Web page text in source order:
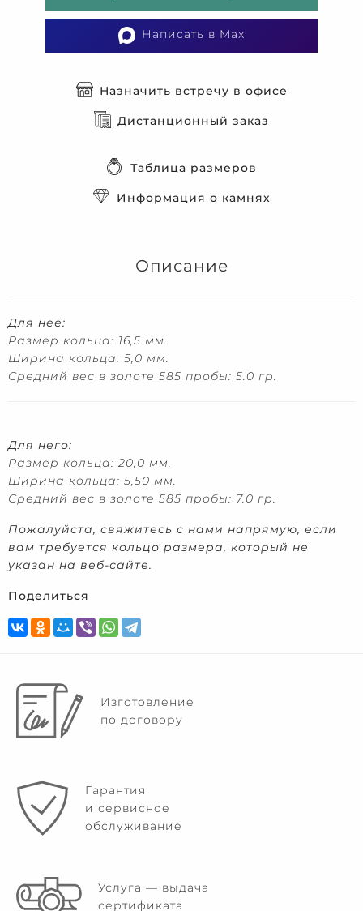
Написать в Max
Назначить встречу в офисе
Дистанционный заказ
Таблица размеров
Информация о камнях
Описание
Для неё:
Размер кольца: 16,5 мм.
Ширина кольца: 5,0 мм.
Средний вес в золоте 585 пробы: 5.0 гр.
Для него:
Размер кольца: 20,0 мм.
Ширина кольца: 5,50 мм.
Средний вес в золоте 585 пробы: 7.0 гр.
Пожалуйста, свяжитесь с нами напрямую, если
вам требуется кольцо размера, который не
указан на веб-сайте.
Поделиться
Изготовление
по договору
Гарантия
и сервисное
обслуживание
Услуга — выдача
сертификата